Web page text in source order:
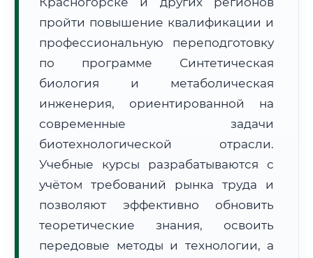
Расчет логистики оригиналов:
• Маршрут транзита:~2 826 км
пройти повышение квалификации и
профессиональную переподготовку
по программе Синтетическая
биология и метаболическая
инженерия, ориентированной на
современные задачи
биотехнологической отрасли.
Учебные курсы разрабатываются с
учётом требований рынка труда и
позволяют эффективно обновить
теоретические знания, освоить
передовые методы и технологии, а